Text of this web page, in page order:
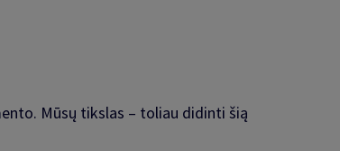
Mūsų tikslas – toliau didinti šią